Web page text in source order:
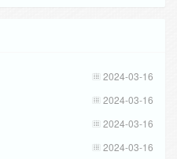
2024-03-16
2024-03-16
2024-03-16
2024-03-16